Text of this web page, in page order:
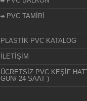
PVC TAMİRİ
PLASTİK PVC KATALOG
İLETİŞİM
ÜCRETSİZ PVC KEŞİF
GÜN/ 24 SAAT )